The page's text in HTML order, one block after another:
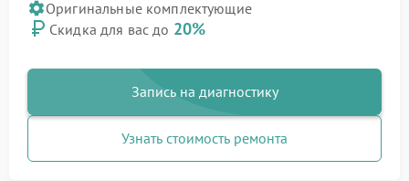
Оригинальные комплектующие
Скидка для вас до 20%
Запись на диагностику
Узнать стоимость ремонта